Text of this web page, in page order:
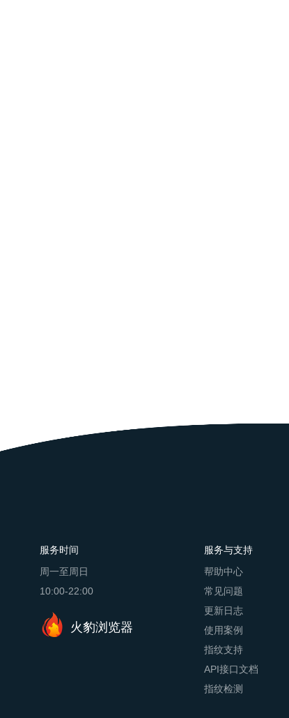
服务时间
周一至周日
10:00-22:00
火豹浏览器
服务与支持
帮助中心
常见问题
更新日志
使用案例
指纹支持
API接口文档
指纹检测